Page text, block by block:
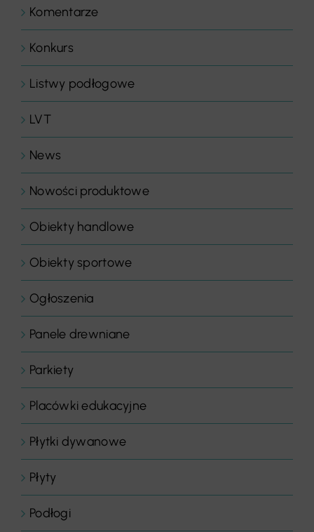
Komentarze
Konkurs
Listwy podłogowe
LVT
News
Nowości produktowe
Obiekty handlowe
Obiekty sportowe
Ogłoszenia
Panele drewniane
Parkiety
Placówki edukacyjne
Płytki dywanowe
Płyty
Podłogi